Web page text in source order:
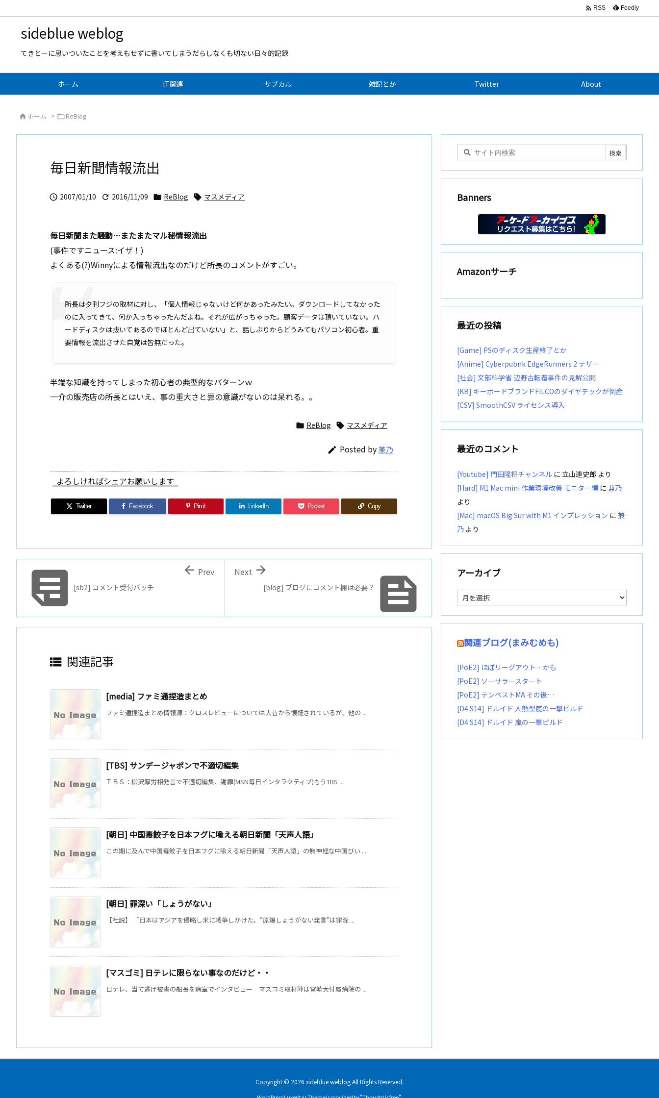
sideblue weblog
てきとーに思いついたことを考えもせずに書いてしまうだらしなくも切ない日々的記録
ホーム IT関連 サブカル 雑記とか Twitter About
 RSS Feedly
 ホーム > ReBlog
毎日新聞情報流出
 2007/01/10  2016/11/09  ReBlog  マスメディア
毎日新聞また騒動…またまたマル秘情報流出
(事件ですニュース:イザ！)
よくある(?)Winnyによる情報流出なのだけど所長のコメントがすごい。
所長は夕刊フジの取材に対し、「個人情報じゃないけど何かあったみたい。ダウンロードしてなかった
のに入ってきて、何か入っちゃったんだよね。それが広がっちゃった。顧客データは頂いていない。ハ
ードディスクは抜いてあるのでほとんど出ていない」と、話しぶりからどうみてもパソコン初心者。重
要情報を流出させた自覚は皆無だった。
半端な知識を持ってしまった初心者の典型的なパターンｗ
一介の販売店の所長とはいえ、事の重大さと罪の意識がないのは呆れる。。
 ReBlog  マスメディア
 Posted by兼乃
よろしければシェアお願いします
Twitter Facebook Pin it LinkedIn Pocket Copy

[blog] ブログにコメント欄は必要？

Next
[sb2] コメント受付パッチ
 Prev
 関連記事
[media] ファミ通捏造まとめ
ファミ通捏造まとめ情報源：クロスレビューについては大昔から懐疑されているが、他の ...
[TBS] サンデージャポンで不適切編集
ＴＢＳ：柳沢厚労相発言で不適切編集、謝罪(MSN毎日インタラクティブ)もうTBS ...
[朝日] 中国毒餃子を日本フグに喩える朝日新聞「天声人語」
この期に及んで中国毒餃子を日本フグに喩える朝日新聞「天声人語」の無神経な中国びい ...
[朝日] 罪深い「しょうがない」
【社説】 「日本はアジアを侵略し米に戦争しかけた。“原爆しょうがない発言”は罪深 ...
[マスゴミ] 日テレに限らない事なのだけど・・
日テレ、当て逃げ被害の船長を病室でインタビュー マスコミ取材陣は宮崎大付属病院の ...
Banners
Amazonサーチ
最近の投稿
[Game] PSのディスク生産終了とか
[Anime] Cyberpubnk EdgeRunners 2 テザー
[社会] 文部科学省 辺野古転覆事件の見解公開
[KB] キーボードブランドFILCOのダイヤテックが倒産
[CSV] SmoothCSV ライセンス導入
最近のコメント
[Youtube] 門田隆将チャンネル に 立山連史郎 より
[Hard] M1 Mac mini 作業環境改善 モニター編 に 兼乃
より
[Mac] macOS Big Sur with M1 インプレッション に 兼
乃 より
アーカイブ
ア
ー
カ
イ
関連ブログ(まみむめも)
[PoE2] ほぼリーグアウト…かも
[PoE2] ソーサラースタート
[PoE2] テンペストMA その後…
[D4 S14] ドルイド 人熊型嵐の一撃ビルド
[D4 S14] ドルイド 嵐の一撃ビルド
Copyright © 2026 sideblue weblogAll Rights Reserved.